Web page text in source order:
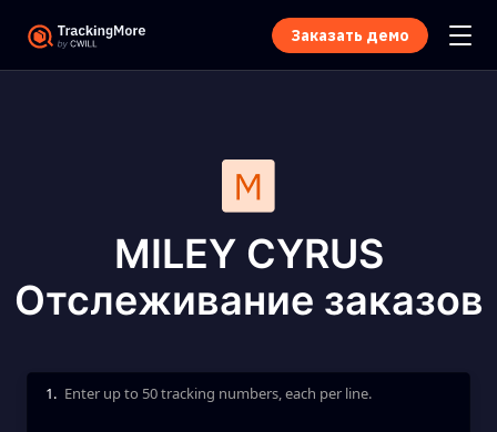
Заказать демо
MILEY CYRUS
Отслеживание заказов
Enter up to 50 tracking numbers, each per line.
1.